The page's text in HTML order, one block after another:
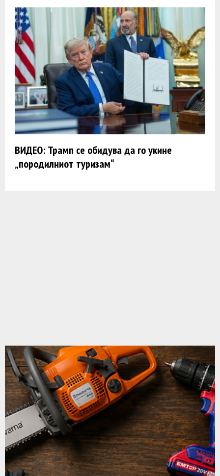
ВИДЕО: Трамп се обидува да го укине
„породилниот туризам“